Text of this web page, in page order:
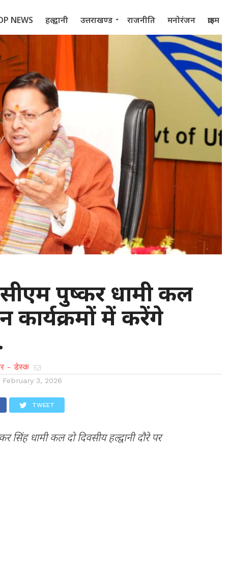
NEWS हल्द्वानी उत्तराखण्ड राजनीति मनोरंजन क्राइम
सीएम पुष्कर धामी कल
कार्यक्रमों में करेंगे
- डेस्क
February 3, 2026
TWEET
सिंह धामी कल दो दिवसीय हल्द्वानी दौरे पर